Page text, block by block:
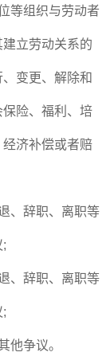
等组织与劳动者
立劳动关系的
变更、解除和
险、福利、培
济补偿或者赔
、辞职、离职等
;
、辞职、离职等
;
他争议。